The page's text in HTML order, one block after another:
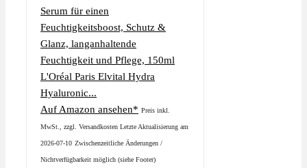
L'Oréal Paris Elvital Hydra
Hyaluronic...
Auf Amazon ansehen* Preis inkl.
MwSt., zzgl. Versandkosten Letzte Aktualisierung am
2026-07-10 Zwischenzeitliche Änderungen /
Nichtverfügbarkeit möglich (siehe Footer)